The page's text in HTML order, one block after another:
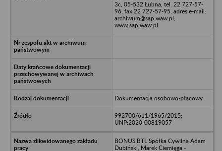
3c, 05-532 Łubna, tel. 22 727-57-
96, fax 22 727-57-95, adres e-mail:
archiwum@sap.waw.pl;
www.sap.waw.pl
Dokumentacja osobowo-płacowy
992700/611/1965/2015;
UNP:2020-00819057
BONUS BTL Spółka Cywilna Adam
Dubiński, Marek Ciemięga -